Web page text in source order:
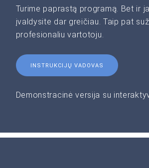
Turime paprastą programą. Bet ir
įvaldysite dar greičiau. Taip pat
profesionaliu vartotoju.
INSTRUKCIJŲ VADOVAS
Demonstracinė versija su